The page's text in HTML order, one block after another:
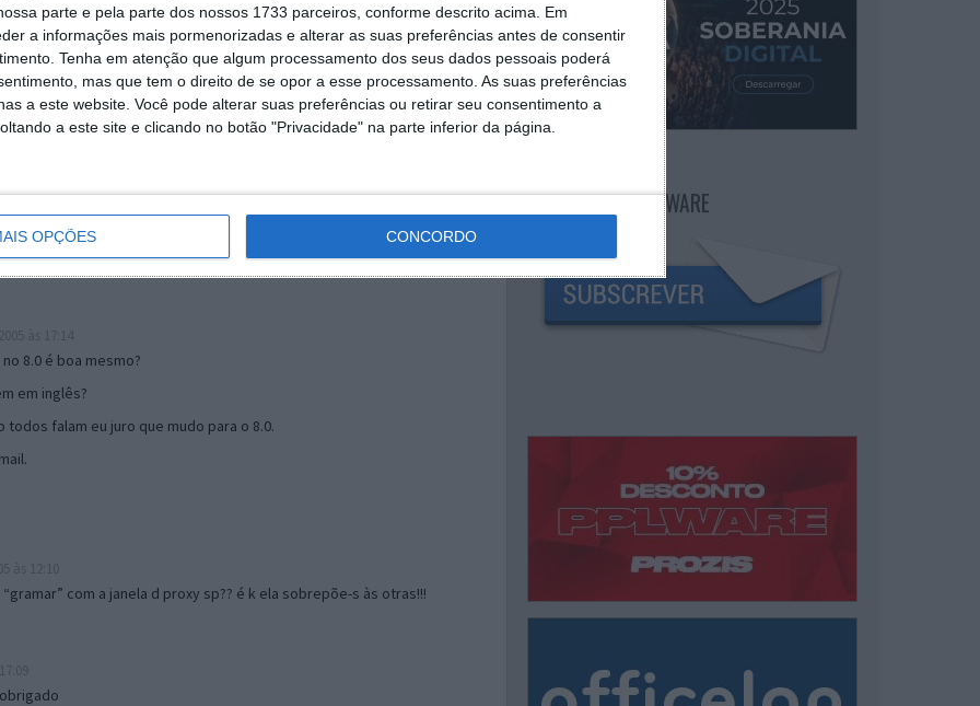
parte e pela parte dos nossos 1733 parceiros, conforme descrito acima. Em
a informações mais pormenorizadas e alterar as suas preferências antes de consentir
Tenha em atenção que algum processamento dos seus dados pessoais poderá
mas que tem o direito de se opor a esse processamento. As suas preferências
a este website. Você pode alterar suas preferências ou retirar seu consentimento a
a este site e clicando no botão "Privacidade" na parte inferior da página.
OPÇÕES CONCORDO
mail algum.
17:00
8.0 é boa mesmo?
em inglês?
falam eu juro que mudo para o 8.0.
com a janela d proxy sp?? é k ela sobrepõe-s às otras!!!
NEWSLETTER PPLWARE